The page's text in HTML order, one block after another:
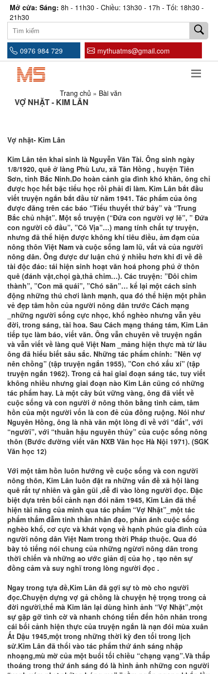
Mở cửa: Sáng: 8h - 11h30 - Chiều: 13h30 - 17h - Tối: 18h30 -
21h30
0976 984 729 mythuatms@gmail.com
Trang chủ » Bài văn
VỢ NHẶT - KIM LÂN
Vợ nhặt- Kim Lân
Kim Lân tên khai sinh là Nguyễn Văn Tài. Ông sinh ngày
1/8/1920, quê ở làng Phù Lưu, xã Tân Hồng , huyện Tiên
Sơn, tỉnh Bắc Ninh.Do hoàn cảnh gia đình khó khăn, ông chỉ
được học hết bậc tiểu học rồi phải đi làm. Kim Lân bắt đầu
viết truyện ngắn bắt đầu từ năm 1941. Tác phẩm của ông
được đăng trên các báo “Tiểu thuyết thứ bảy” và “Trung
Bắc chủ nhật”. Một số truyện (“Đứa con người vợ lẽ”, ” Đứa
con người cô đầu”, ”Cô Vịa”…) mang tính chất tự truyện,
nhưng đã thể hiện được không khí tiêu điều, ảm đạm của
nông thôn Việt Nam và cuộc sống lam lũ, vất vả của người
nông dân. Ông được dư luận chú ý nhiều hơn khi đi về đề
tài độc đáo: tái hiện sinh hoạt văn hoá phong phú ở thôn
quê (đánh vật,chọi gà,thả chim…). Các truyện: ”Đôi chim
thành”, ”Con mã quái”, ”Chó săn”… kể lại một cách sinh
động những thú chơi lành mạnh, qua đó thể hiện một phần
vẻ đẹp tâm hồn của người nông dân trước Cách mạng
_những người sống cực nhọc, khổ nghèo nhưng vẫn yêu
đời, trong sáng, tài hoa. Sau Cách mạng tháng tám, Kim Lân
tiếp tục làm báo, viết văn. Ông vẫn chuyên về truyện ngắn
và vẫn viết về làng quê Việt Nam _mảng hiện thực mà từ lâu
ông đã hiểu biết sâu sắc. Những tác phẩm chính: ”Nên vợ
nên chồng” (tập truyện ngắn 1955), ”Con chó xấu xí” (tập
truyện ngắn 1962). Trong cả hai giai đoạn sáng tác, tuy viết
không nhiều nhưng giai đoạn nào Kim Lân cũng có những
tác phẩm hay. Là một cây bút vững vàng, ông đã viết về
cuộc sống và con người ở nông thôn bằng tình cảm, tâm
hồn của một người vốn là con đẻ của đồng ruộng. Nói như
Nguyên Hồng, ông là nhà văn một lòng đi về với “đất”, với
“người”, với “thuần hậu nguyên thủy” của cuộc sống nông
thôn (Bước đường viết văn NXB Văn học Hà Nội 1971). (SGK
Văn học 12)
Với một tâm hồn luôn hướng về cuộc sống và con người
nông thôn, Kim Lân luôn đặt ra những vấn đề xã hội làng
quê rất tự nhiên và gần gũi ,dễ đi vào lòng người đọc. Đặc
biệt dựa trên bối cảnh nạn đói năm 1945, Kim Lân đã thể
hiện tài năng của mình qua tác phẩm “Vợ Nhặt”_một tác
phẩm thấm đẫm tinh thần nhân đạo, phản ánh cuộc sống
nghèo khổ, cơ cực và khát vọng về hạnh phúc gia đình của
người nông dân Việt Nam trong thời Pháp thuộc. Qua đó
bày tỏ tiếng nói chung của những ngừơi nông dân trong
thời chiến và những ao ước giản dị của họ , tạo nên sự
đồng cảm và suy nghĩ trong lòng người đọc .
Ngay trong tựa đề,Kim Lân đã gợi sự tò mò cho người
đọc.Chuyện dựng vợ gả chồng là chuyện hệ trọng trong cả
đời người,thế mà Kim lân lại dùng hình ảnh “Vợ Nhặt”,một
sự gặp gỡ tình cờ và nhanh chóng tiến đến hôn nhân trong
cái bối cảnh hiện thực của truyện ngắn là nạn đói mùa xuân
Ất Dậu 1945,một trong những thời kỳ đen tối trong lịch
sử.Kim Lân đã thổi vào tác phẩm thứ ánh sáng nhập
nhoạng,mù mờ của một buổi tối chiều “chạng vạng”.Và thấp
thoáng trong thứ ánh sáng đó là hình ảnh những con người